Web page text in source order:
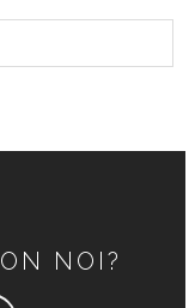
NOI?